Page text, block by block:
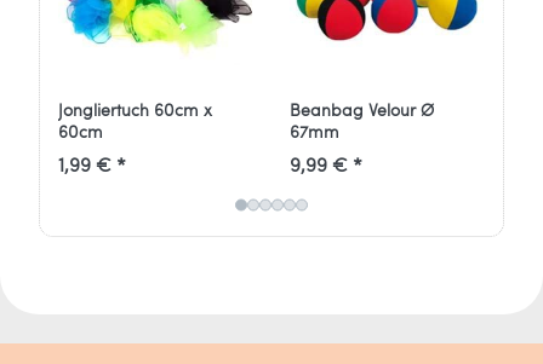
Jongliertuch 60cm x
60cm
1,99 € *
Beanbag Velour Ø
67mm
9,99 € *